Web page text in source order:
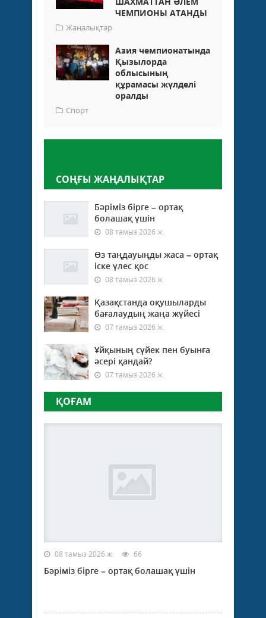
ЧЕМПИОНЫ АТАНДЫ
Жаңалықтар
Азия чемпионатында
Қызылорда
облысының
құрамасы жүлделі
оралды
Спорт
СОҢҒЫ ЖАҢАЛЫҚТАР
Бәріміз бірге – ортақ
болашақ үшін
08 тамыз 2026 ж.
Өз таңдауыңды жаса – ортақ
іске үлес қос
08 тамыз 2026 ж.
Қазақстанда оқушыларды
бағалаудың жаңа жүйесі
07 тамыз 2026 ж.
Ұйқының сүйек пен буынға
әсері қандай?
07 тамыз 2026 ж.
ҚОҒАМ
08 тамыз 2026 ж. 66
Бәріміз бірге – ортақ болашақ үшін